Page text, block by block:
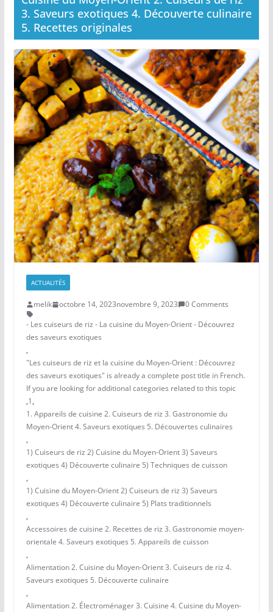
3. Saveurs exotiques 4. Découverte culinaire
5. Recettes originales
ACTUALITÉS
melik octobre 14, 2023novembre 9, 2023
0 Comments
- Les cuiseurs de riz - La cuisine du Moyen-Orient - Découvrez
des saveurs exotiques
,
"Les cuiseurs de riz et la cuisine du Moyen-Orient : Découvrez
des saveurs exotiques" is already a complete post title in French.
If you are looking for additional categories related to this topic
,1,
1. Appareils de cuisine 2. Cuiseurs de riz 3. Gastronomie du
Moyen-Orient 4. Saveurs exotiques 5. Découvertes culinaires
,
1) Cuiseurs de riz 2) Cuisine du Moyen-Orient 3) Saveurs
exotiques 4) Découverte culinaire 5) Techniques de cuisson
,
1) Cuisine du Moyen-Orient 2) Cuiseurs de riz 3) Saveurs
exotiques 4) Découverte culinaire 5) Plats traditionnels
,
Accessoires de cuisine 2. Recettes de riz 3. Gastronomie moyen-
orientale 4. Saveurs exotiques 5. Appareils de cuisson
,
Alimentation 2. Cuisine du Moyen-Orient 3. Cuiseurs de riz 4.
Saveurs exotiques 5. Découverte culinaire
,
Alimentation 2. Électroménager 3. Cuisine 4. Cuisine du Moyen-